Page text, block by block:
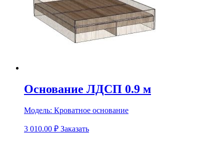
Основание ЛДСП 0.9 м
Модель: Кроватное основание
3 010.00 ₽ Заказать